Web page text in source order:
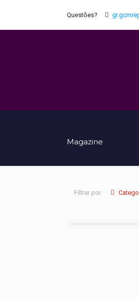
Questões?
Magazine
Filtrar por